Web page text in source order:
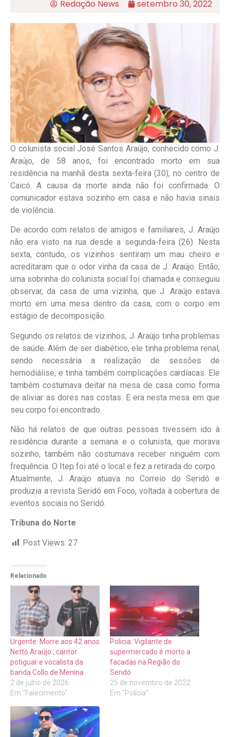
Redação News setembro 30, 2022
O colunista social José Santos Araújo, conhecido como J.
Araújo, de 58 anos, foi encontrado morto em sua
residência na manhã desta sexta-feira (30), no centro de
Caicó. A causa da morte ainda não foi confirmada. O
comunicador estava sozinho em casa e não havia sinais
de violência.
De acordo com relatos de amigos e familiares, J. Araújo
não era visto na rua desde a segunda-feira (26). Nesta
sexta, contudo, os vizinhos sentiram um mau cheiro e
acreditaram que o odor vinha da casa de J. Araújo. Então,
uma sobrinha do colunista social foi chamada e conseguiu
observar, da casa de uma vizinha, que J. Araújo estava
morto em uma mesa dentro da casa, com o corpo em
estágio de decomposição.
Segundo os relatos de vizinhos, J. Araújo tinha problemas
de saúde. Além de ser diabético, ele tinha problema renal,
sendo necessária a realização de sessões de
hemodiálise, e tinha também complicações cardíacas. Ele
também costumava deitar na mesa de casa como forma
de aliviar as dores nas costas. E era nesta mesa em que
seu corpo foi encontrado.
Não há relatos de que outras pessoas tivessem ido à
residência durante a semana e o colunista, que morava
sozinho, também não costumava receber ninguém com
frequência. O Itep foi até o local e fez a retirada do corpo.
Atualmente, J. Araújo atuava no Correio do Seridó e
produzia a revista Seridó em Foco, voltada à cobertura de
eventos sociais no Seridó.
Tribuna do Norte
Post Views: 27
Relacionado
Urgente: Morre aos 42 anos
Netto Araújo , cantor
potiguar e vocalista da
banda Collo de Menina
2 de julho de 2026
Em "Falecimento"
Policia: Vigilante de
supermercado é morto a
facadas na Região do
Seridó
25 de novembro de 2022
Em "Polícia"